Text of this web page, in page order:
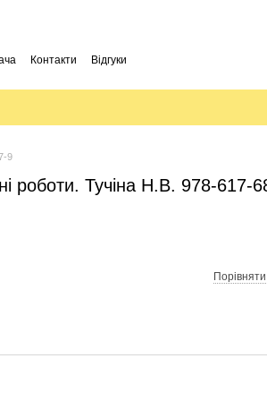
Контакти Відгуки
9
роботи. Тучіна Н.В. 978-617-
Порівняти